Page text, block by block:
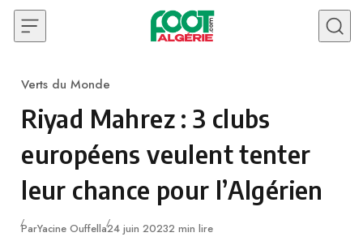
Skip to content
Category
Verts du Monde
Riyad Mahrez : 3 clubs
européens veulent tenter
leur chance pour l’Algérien
ParYacine OuffellaPublié
24 juin 20232 min lire